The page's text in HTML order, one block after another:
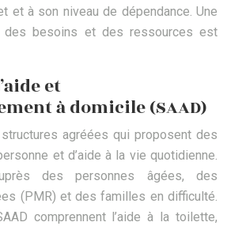
et à son niveau de dépendance. Une
des besoins et des ressources est
et
à domicile (SAAD)
agréées qui proposent des
et d’aide à la vie quotidienne.
des personnes âgées, des
(PMR) et des familles en difficulté.
comprennent l’aide à la toilette,